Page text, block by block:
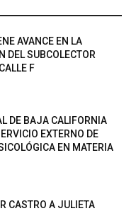
AVANCE EN LA
DEL SUBCOLECTOR
F
DE BAJA CALIFORNIA
EXTERNO DE
EN MATERIA
CASTRO A JULIETA